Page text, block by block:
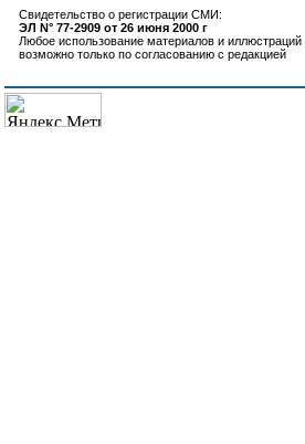
Свидетельство о регистрации СМИ:
ЭЛ N° 77-2909 от 26 июня 2000 г
Любое использование материалов и иллюстраций
возможно только по согласованию с редакцией